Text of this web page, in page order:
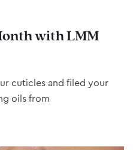
with LMM
cuticles and filed your
oils from